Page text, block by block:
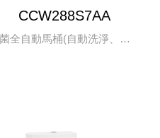
CCW288S7AA
除菌全自動馬桶(自動洗淨、掀蓋)